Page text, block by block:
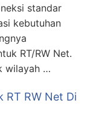
standar
kebutuhan
RT/RW Net.
wilayah …
RT RW Net Di